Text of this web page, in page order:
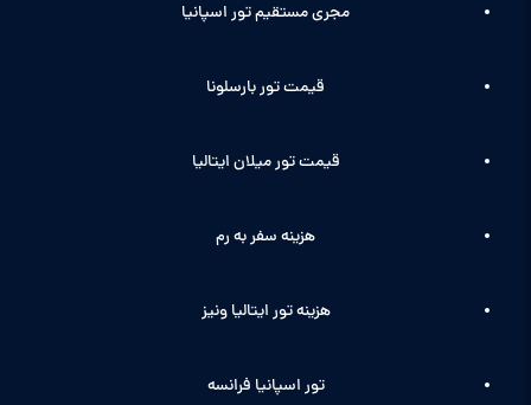
مجری مستقیم تور اسپانیا
قیمت تور بارسلونا
قیمت تور میلان ایتالیا
هزینه سفر به رم
هزینه تور ایتالیا ونیز
تور اسپانیا فرانسه